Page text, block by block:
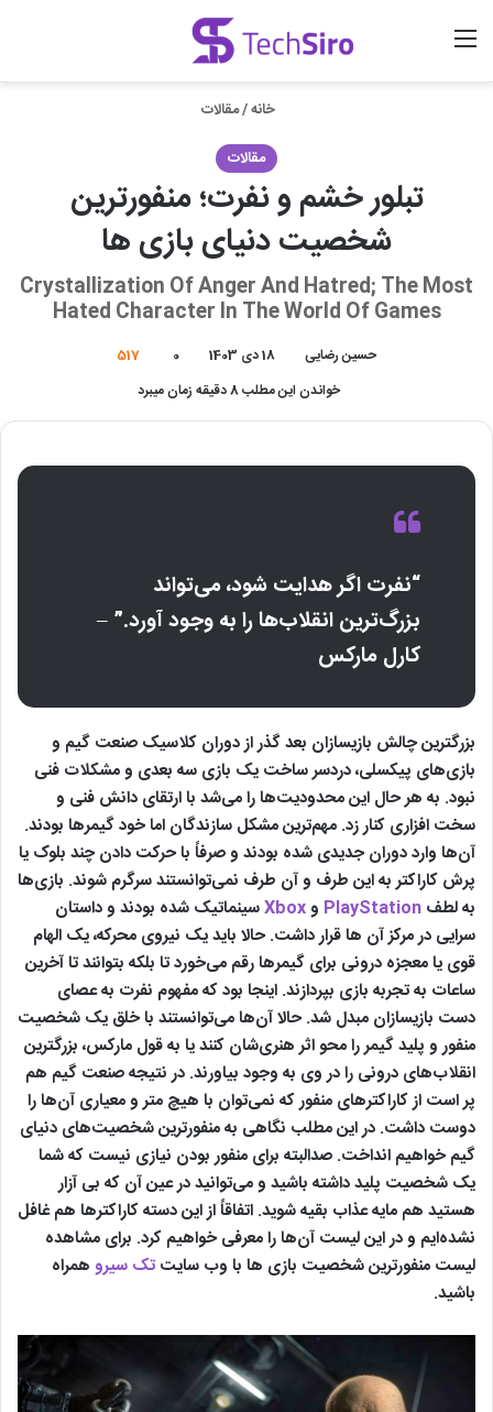
جستجو برای
ورود
خانه/مقالات
مقالات
تبلور خشم و نفرت؛ منفورترین
شخصیت دنیای بازی ها
Crystallization Of Anger And Hatred; The Most
Hated Character In The World Of Games
حسین رضایی 18 دی 1403 0
517
خواندن این مطلب 8 دقیقه زمان میبرد
“نفرت اگر هدایت شود، می‌تواند
بزرگ‌ترین انقلاب‌ها را به وجود آورد.” –
کارل مارکس
بزرگترین چالش بازیسازان بعد گذر از دوران کلاسیک صنعت گیم و
بازی‌های پیکسلی، دردسر ساخت یک بازی سه بعدی و مشکلات فنی
نبود. به هر حال این محدودیت‌ها را می‌شد با ارتقای دانش فنی و
سخت افزاری کنار زد. مهم‌ترین مشکل سازندگان اما خود گیمرها بودند.
آن‌ها وارد دوران جدیدی شده بودند و صرفاً با حرکت دادن چند بلوک یا
پرش کاراکتر به این طرف و آن طرف نمی‌توانستند سرگرم شوند. بازی‌ها
به لطف PlayStation وXboxسینماتیک شده بودند و داستان
سرایی در مرکز آن ها قرار داشت. حالا باید یک نیروی محرکه، یک الهام
قوی یا معجزه درونی برای گیمرها رقم می‌خورد تا بلکه بتوانند تا آخرین
ساعات به تجربه بازی بپردازند. اینجا بود که مفهوم نفرت به عصای
دست بازیسازان مبدل شد. حالا آن‌ها می‌توانستند با خلق یک شخصیت
منفور و پلید گیمر را محو اثر هنری‌شان کنند یا به قول مارکس، بزرگترین
انقلاب‌های درونی را در وی به وجود بیاورند. در نتیجه صنعت گیم هم
پر است از کاراکترهای منفور که نمی‌توان با هیچ متر و معیاری آن‌ها را
دوست داشت. در این مطلب نگاهی به منفورترین شخصیت‌های دنیای
گیم خواهیم انداخت. صدالبته برای منفور بودن نیازی نیست که شما
یک شخصیت پلید داشته باشید و می‌توانید در عین آن که بی آزار
هستید هم مایه عذاب بقیه شوید. اتفاقاً از این دسته کاراکترها هم غافل
نشده‌ایم و در این لیست آن‌ها را معرفی خواهیم کرد. برای مشاهده
لیست منفورترین شخصیت بازی ها با وب سایت تک سیرو همراه
باشید.